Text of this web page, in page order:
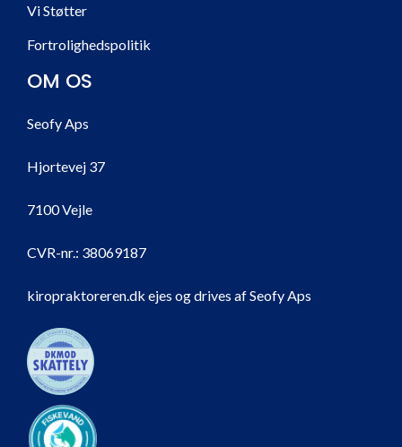
Vi Støtter
Fortrolighedspolitik
OM OS
Seofy Aps
Hjortevej 37
7100 Vejle
CVR-nr.: 38069187
kiropraktoreren.dk ejes og drives af Seofy Aps